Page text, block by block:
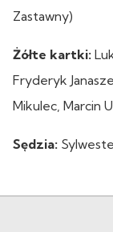
Zastawny)
Żółte kartki:
Fryderyk
Mikulec, Marcin
Sędzia: